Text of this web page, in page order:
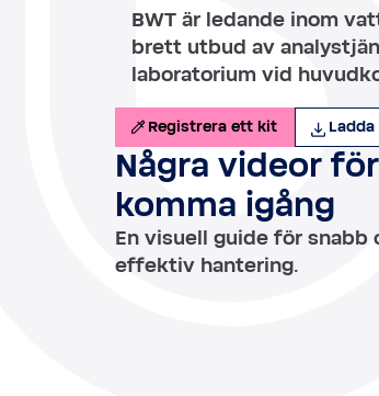
BWT är ledande inom
brett utbud av
laboratorium vid
Registrera ett kit
Några videor
komma igång
En visuell guide för snabb
effektiv hantering.